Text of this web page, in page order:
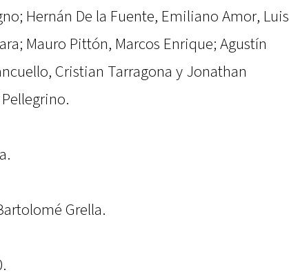
Hernán De la Fuente, Emiliano Amor, Luis
Mauro Pittón, Marcos Enrique; Agustín
Cristian Tarragona y Jonathan
Grella.